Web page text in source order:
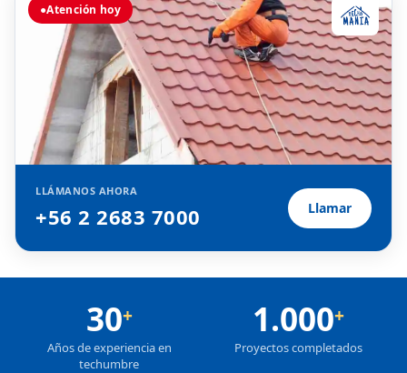
●Atención hoy
LLÁMANOS AHORA
+56 2 2683 7000 Llamar
30+
Años de experiencia en
techumbre
1.000+
Proyectos completados